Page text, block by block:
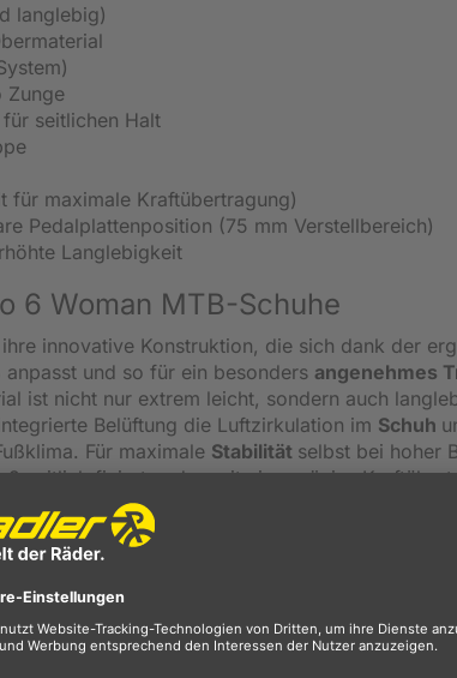
langlebig)
Zunge
seitlichen Halt
für maximale Kraftübertragung)
Pedalplattenposition (75 mm Verstellbereich)
Langlebigkeit
6 Woman MTB-Schuhe
innovative Konstruktion, die sich dank der
und so für ein besonders angenehmes
ist nicht nur extrem leicht, sondern auch
Belüftung die Luftzirkulation im Schuh
Für maximale Stabilität selbst bei hoher
seitlich fixiert und somit eine präzise
wird der Fuß sicher in Position
Drehverschlusssystem (Dial System) erlaubt
während der gesamten Fahrt. Die hochwertige
steht für
Verstellweg lässt sich die Pedalposition
deutlich verbessert. Austauschbare
Nutzung.